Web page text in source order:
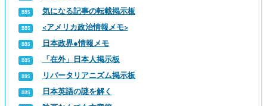
気になる記事の転載掲示板
<アメリカ政治情報メモ>
日本政界●情報メモ
「在外」日本人掲示板
リバータリアニズム掲示板
日本英語の謎を解く